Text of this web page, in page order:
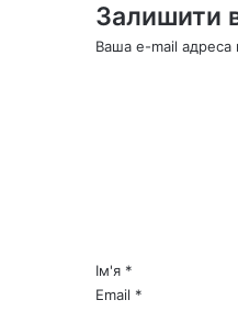
Залишити
Ваша e-mail
*Ім'я *
Email *